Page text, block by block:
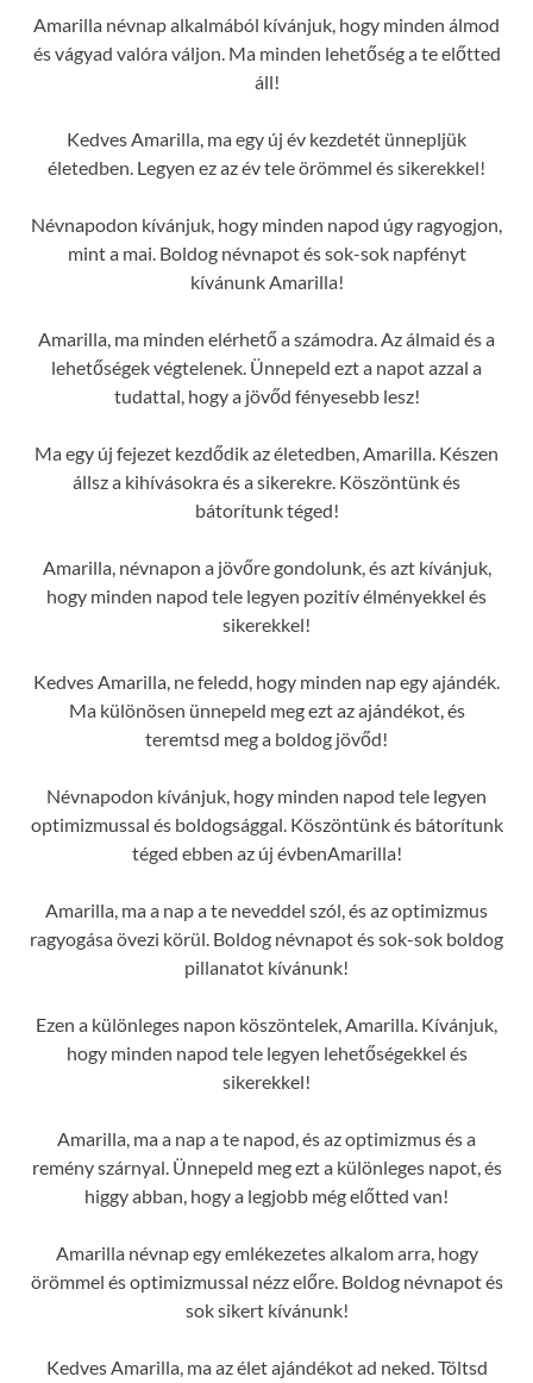
Amarilla névnap alkalmából kívánjuk, hogy minden álmod
és vágyad valóra váljon. Ma minden lehetőség a te előtted
áll!
Kedves Amarilla, ma egy új év kezdetét ünnepljük
életedben. Legyen ez az év tele örömmel és sikerekkel!
Névnapodon kívánjuk, hogy minden napod úgy ragyogjon,
mint a mai. Boldog névnapot és sok-sok napfényt
kívánunk Amarilla!
Amarilla, ma minden elérhető a számodra. Az álmaid és a
lehetőségek végtelenek. Ünnepeld ezt a napot azzal a
tudattal, hogy a jövőd fényesebb lesz!
Ma egy új fejezet kezdődik az életedben, Amarilla. Készen
állsz a kihívásokra és a sikerekre. Köszöntünk és
bátorítunk téged!
Amarilla, névnapon a jövőre gondolunk, és azt kívánjuk,
hogy minden napod tele legyen pozitív élményekkel és
sikerekkel!
Kedves Amarilla, ne feledd, hogy minden nap egy ajándék.
Ma különösen ünnepeld meg ezt az ajándékot, és
teremtsd meg a boldog jövőd!
Névnapodon kívánjuk, hogy minden napod tele legyen
optimizmussal és boldogsággal. Köszöntünk és bátorítunk
téged ebben az új évbenAmarilla!
Amarilla, ma a nap a te neveddel szól, és az optimizmus
ragyogása övezi körül. Boldog névnapot és sok-sok boldog
pillanatot kívánunk!
Ezen a különleges napon köszöntelek, Amarilla. Kívánjuk,
hogy minden napod tele legyen lehetőségekkel és
sikerekkel!
Amarilla, ma a nap a te napod, és az optimizmus és a
remény szárnyal. Ünnepeld meg ezt a különleges napot, és
higgy abban, hogy a legjobb még előtted van!
Amarilla névnap egy emlékezetes alkalom arra, hogy
örömmel és optimizmussal nézz előre. Boldog névnapot és
sok sikert kívánunk!
Kedves Amarilla, ma az élet ajándékot ad neked. Töltsd